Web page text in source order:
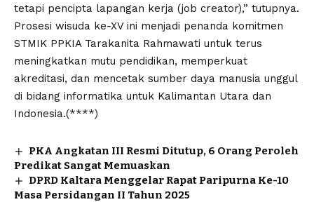
tetapi pencipta lapangan kerja (job creator),” tutupnya.
Prosesi wisuda ke-XV ini menjadi penanda komitmen
STMIK PPKIA Tarakanita Rahmawati untuk terus
meningkatkan mutu pendidikan, memperkuat
akreditasi, dan mencetak sumber daya manusia unggul
di bidang informatika untuk Kalimantan Utara dan
Indonesia.(****)
PKA Angkatan III Resmi Ditutup, 6 Orang Peroleh
Predikat Sangat Memuaskan
DPRD Kaltara Menggelar Rapat Paripurna Ke-10
Masa Persidangan II Tahun 2025